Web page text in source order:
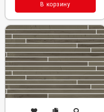
В корзину